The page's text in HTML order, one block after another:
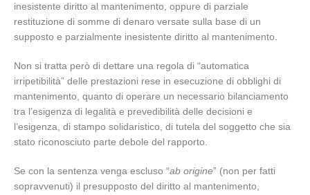
inesistente diritto al mantenimento, oppure di parziale
restituzione di somme di denaro versate sulla base di un
supposto e parzialmente inesistente diritto al mantenimento.
Non si tratta però di dettare una regola di “automatica
irripetibilità” delle prestazioni rese in esecuzione di obblighi di
mantenimento, quanto di operare un necessario bilanciamento
tra l’esigenza di legalità e prevedibilità delle decisioni e
l’esigenza, di stampo solidaristico, di tutela del soggetto che sia
stato riconosciuto parte debole del rapporto.
Se con la sentenza venga escluso “ab origine” (non per fatti
sopravvenuti) il presupposto del diritto al mantenimento,